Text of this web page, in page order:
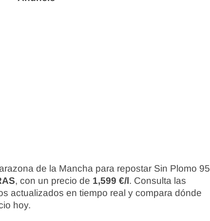
de la Mancha para repostar Sin Plomo 95
, con un precio de 1,599 €/l. Consulta las
actualizados en tiempo real y compara dónde
hoy.